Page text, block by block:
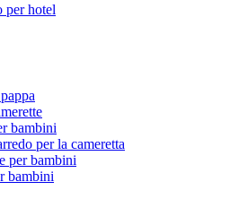
per hotel
bambini
per la cameretta
per bambini
bambini